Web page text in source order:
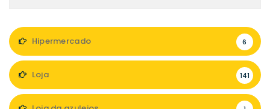
Hipermercado 6
Loja 141